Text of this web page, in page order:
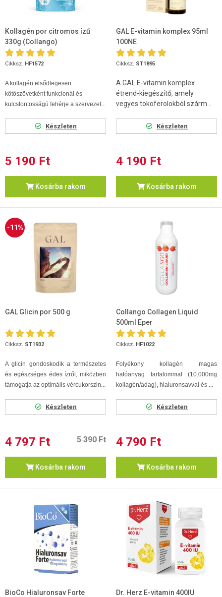
Kollagén por citromos ízű
330g (Collangoִ)
Cikksz. HF1572
A kollagén elsődlegesen
kötőszövetként funkcionál és
kulcsfontosságú fehérje a szervezet...
Készleten
5 190 Ft
Kosárba rakom
GAL E-vitamin komplex 95ml
100NE
Cikksz. ST1895
A GAL E-vitamin komplex
étrend-kiegészítő, amely
vegyes tokoferolokból szárm...
Készleten
4 190 Ft
Kosárba rakom
-11%
GAL Glicin por 500 g
Cikksz. ST1932
A glicin gondoskodik a természetes
és egészséges édes ízről, miközben
támogatja az optimális vércukorszin...
Készleten
4 797 Ft 5 390 Ft
Kosárba rakom
Collango Collagen Liquid
500ml Eper
Cikksz. HF1022
Folyékony kollagén magas
hatóanyag tartalommal (10.000mg
kollagén/adag), hialuronsavval és ...
Készleten
4 790 Ft
Kosárba rakom
BioCo Hialuronsav Forte
Dr. Herz E-vitamin 400IU